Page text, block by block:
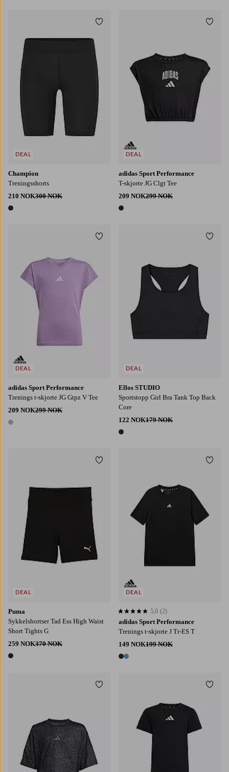
Champion
Treningsshorts
210 NOK300 NOK
1 farge
DEAL
Legg til favoritter
XL
adidas Sport Performance
T-skjorte JG Clgt Tee
209 NOK299 NOK
1 farge
DEAL
adidas Sport Performance
Trenings t-skjorte JG Gtpz V Tee
209 NOK299 NOK
1 farge
DEAL
Legg til favoritter
Ellos STUDIO
Sportstopp Girl Bra Tank Top Back
Core
122 NOK179 NOK
1 farge
DEAL
Puma
Sykkelshortser Tad Ess High Waist
Short Tights G
259 NOK370 NOK
1 farge
DEAL
Legg til favoritter
adidas Sport Performance
Trenings t-skjorte J Tr-ES T
149 NOK199 NOK
2 farger
5,0 basert på 2 karaktergivninger
5,0 (2)
DEAL
Legg til favoritter